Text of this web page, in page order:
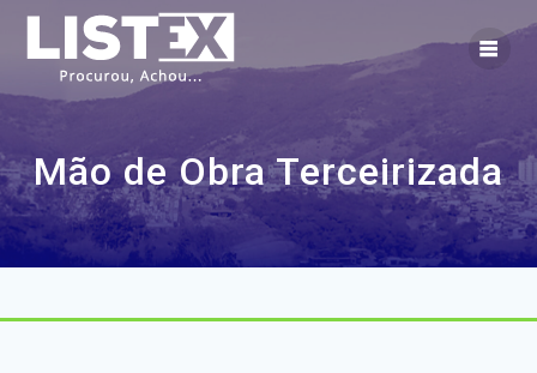
content
Mão de Obra Terceirizada